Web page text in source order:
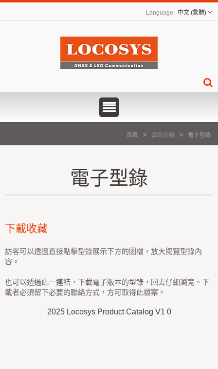
中文 (繁體)
首頁 公司介紹 電子型錄
電子型錄
下載收藏
訪客可以透過直接點擊型錄展示下方的圖檔，放大閱覽型錄內
容。
也可以透過此一連結，下載電子版本的型錄，回去仔細瀏覽。下
載者必須留下必要的聯絡方式，方可取得此檔案。
2025 Locosys Product Catalog V1 0